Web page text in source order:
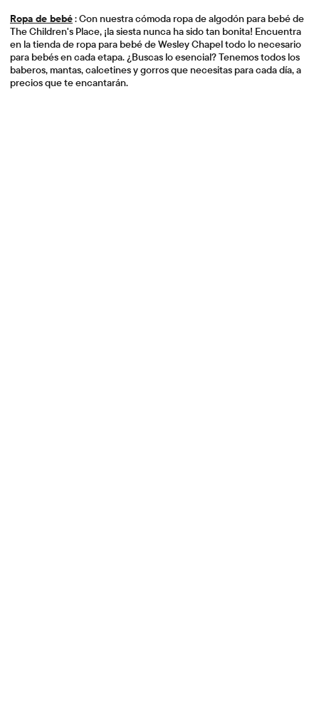
Ropa de bebé: Con nuestra cómoda ropa de algodón para bebé de
The Children's Place, ¡la siesta nunca ha sido tan bonita! Encuentra
en la tienda de ropa para bebé de Wesley Chapel todo lo necesario
para bebés en cada etapa. ¿Buscas lo esencial? Tenemos todos los
baberos, mantas, calcetines y gorros que necesitas para cada día, a
precios que te encantarán.